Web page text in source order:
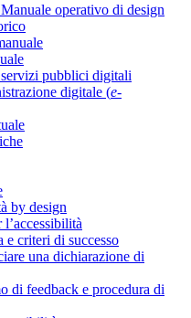
operativo di design
pubblici digitali
digitale (e-
by design
e criteri di successo
una dichiarazione di
di feedback e procedura di